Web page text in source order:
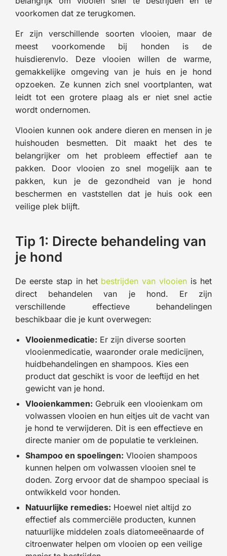
voorkomen dat ze terugkomen.
Er zijn verschillende soorten vlooien, maar de
meest voorkomende bij honden is de
huisdierenvlo. Deze vlooien willen de warme,
gemakkelijke omgeving van je huis en je hond
opzoeken. Ze kunnen zich snel voortplanten, wat
leidt tot een grotere plaag als er niet snel actie
wordt ondernomen.
Vlooien kunnen ook andere dieren en mensen in je
huishouden besmetten. Dit maakt het des te
belangrijker om het probleem effectief aan te
pakken. Door vlooien zo snel mogelijk aan te
pakken, kun je de gezondheid van je hond
beschermen en vaststellen dat je huis ook een
veilige plek blijft.
Tip 1: Directe behandeling van
je hond
De eerste stap in het bestrijden van vlooien is het
direct behandelen van je hond. Er zijn
verschillende effectieve behandelingen
beschikbaar die je kunt overwegen:
Vlooienmedicatie: Er zijn diverse soorten
vlooienmedicatie, waaronder orale medicijnen,
huidbehandelingen en shampoos. Kies een
product dat geschikt is voor de leeftijd en het
gewicht van je hond.
Vlooienkammen: Gebruik een vlooienkam om
volwassen vlooien en hun eitjes uit de vacht van
je hond te verwijderen. Dit is een effectieve en
directe manier om de populatie te verkleinen.
Shampoo en spoelingen: Vlooien shampoos
kunnen helpen om volwassen vlooien snel te
doden. Zorg ervoor dat de shampoo speciaal is
ontwikkeld voor honden.
Natuurlijke remedies: Hoewel niet altijd zo
effectief als commerciële producten, kunnen
natuurlijke middelen zoals diatomeeënaarde of
citroenwater helpen om vlooien op een veilige